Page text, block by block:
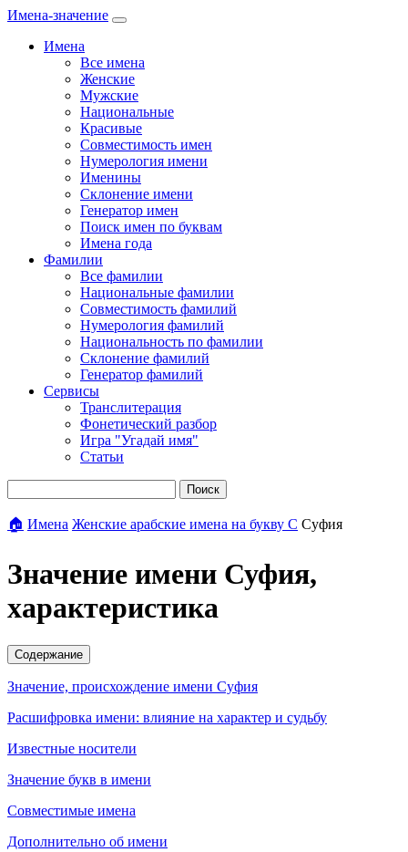
Имена-значение
Имена
Все имена
Женские
Мужские
Национальные
Красивые
Совместимость имен
Нумерология имени
Именины
Склонение имени
Генератор имен
Поиск имен по буквам
Имена года
Фамилии
Все фамилии
Национальные фамилии
Совместимость фамилий
Нумерология фамилий
Национальность по фамилии
Склонение фамилий
Генератор фамилий
Сервисы
Транслитерация
Фонетический разбор
Игра "Угадай имя"
Статьи
Поиск
🏠 Имена Женские арабские имена на букву С Суфия
Значение имени Суфия,
характеристика
Содержание
Значение, происхождение имени Суфия
Расшифровка имени: влияние на характер и судьбу
Известные носители
Значение букв в имени
Совместимые имена
Дополнительно об имени